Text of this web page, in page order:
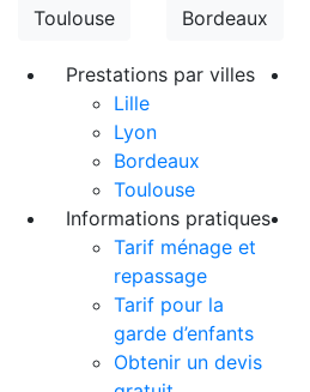
Toulouse Bordeaux
Prestations par villes
Lille
Lyon
Bordeaux
Toulouse
Informations pratiques
Tarif ménage et
repassage
Tarif pour la
garde d’enfants
Obtenir un devis